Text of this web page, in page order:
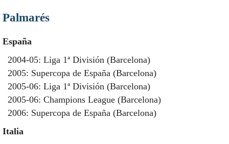
Palmarés
España
2004-05: Liga 1ª División (Barcelona)
2005: Supercopa de España (Barcelona)
2005-06: Liga 1ª División (Barcelona)
2005-06: Champions League (Barcelona)
2006: Supercopa de España (Barcelona)
Italia